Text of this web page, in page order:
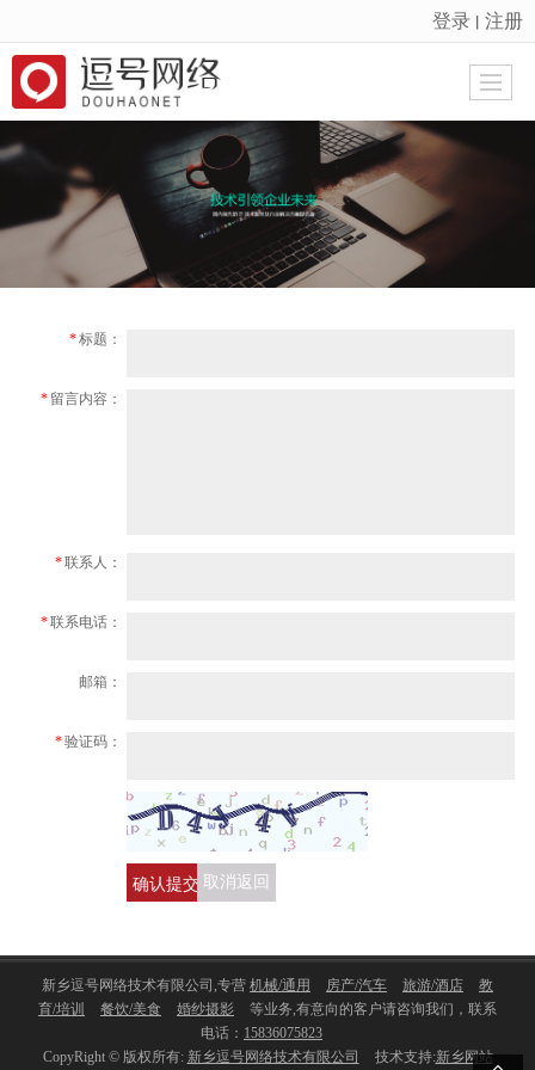
很遗憾，因您的浏览器版本过低导致无法获得最佳浏览体验，推荐下载安装谷歌浏览器！
登录 丨 注册
*标题：
* 留言内容：
*联系人：
*联系电话：
邮箱：
*验证码：
确认提交 取消返回
新乡逗号网络技术有限公司,专营 机械/通用 房产/汽车 旅游/酒店
教
育/培训
餐饮/美食 婚纱摄影
等业务,有意向的客户请咨询我们，联系
电话： 15836075823
CopyRight © 版权所有: 新乡逗号网络技术有限公司 技术支持:新乡网站